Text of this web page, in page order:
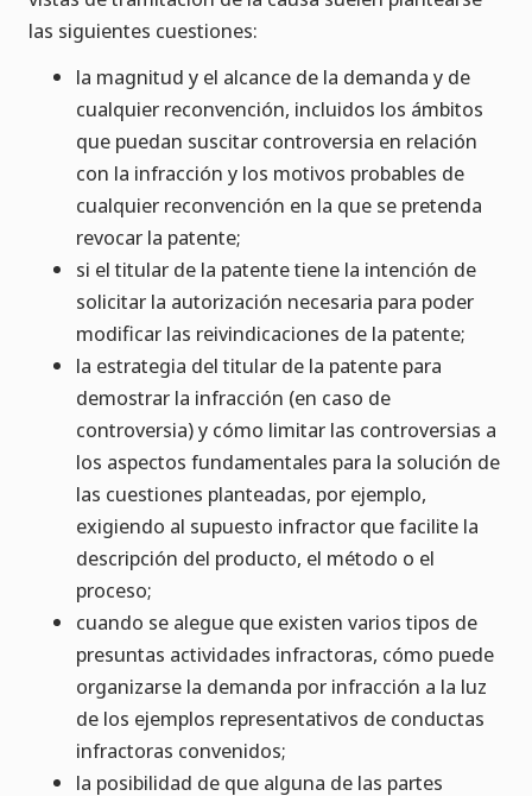
las siguientes cuestiones:
la magnitud y el alcance de la demanda y de
cualquier reconvención, incluidos los ámbitos
que puedan suscitar controversia en relación
con la infracción y los motivos probables de
cualquier reconvención en la que se pretenda
revocar la patente;
si el titular de la patente tiene la intención de
solicitar la autorización necesaria para poder
modificar las reivindicaciones de la patente;
la estrategia del titular de la patente para
demostrar la infracción (en caso de
controversia) y cómo limitar las controversias a
los aspectos fundamentales para la solución de
las cuestiones planteadas, por ejemplo,
exigiendo al supuesto infractor que facilite la
descripción del producto, el método o el
proceso;
cuando se alegue que existen varios tipos de
presuntas actividades infractoras, cómo puede
organizarse la demanda por infracción a la luz
de los ejemplos representativos de conductas
infractoras convenidos;
la posibilidad de que alguna de las partes